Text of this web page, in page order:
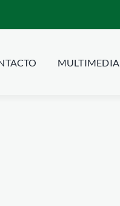
MULTIMEDIA